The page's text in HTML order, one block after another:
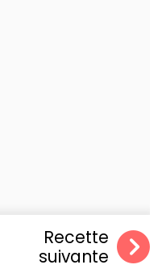
Recette
suivante